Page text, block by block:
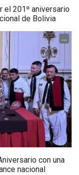
el 201º aniversario
de Bolivia
...
con una
nacional